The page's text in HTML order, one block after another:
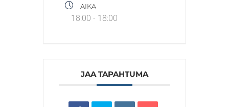
AIKA
18:00 - 18:00
JAA TAPAHTUMA